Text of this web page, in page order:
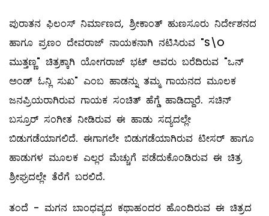
ಪುರಾತನ ಫಿಲಂಸ್ ನಿರ್ಮಾಣದ, ಶ್ರೀಕಾಂತ್ ಹುಣಸೂರು ನಿರ್ದೇಶನದ
ಹಾಗೂ ಪ್ರಣಂ ದೇವರಾಜ್ ನಾಯಕನಾಗಿ ನಟಿಸಿರುವ "S\O
ಮುತ್ತಣ್ಣ" ಚಿತ್ರಕ್ಕಾಗಿ ಯೋಗರಾಜ್ ಭಟ್ ಅವರು ಬರೆದಿರುವ "ಒನ್
ಅಂಡ್ ಓನ್ಲಿ ಸುಖ" ಎಂಬ ಹಾಡನ್ನು ತಮ್ಮ ಗಾಯನದ ಮೂಲಕ
ಜನಪ್ರಿಯರಾಗಿರುವ ಗಾಯಕ ಸಂಚಿತ್ ಹೆಗ್ಡೆ ಹಾಡಿದ್ದಾರೆ. ಸಚಿನ್
ಬಸ್ರೂರ್ ಸಂಗೀತ ನೀಡಿರುವ ಈ ಹಾಡು ಸದ್ಯದಲ್ಲೇ
ಬಿಡುಗಡೆಯಾಗಲಿದೆ. ಈಗಾಗಲೇ ಬಿಡುಗಡೆಯಾಗಿರುವ ಟೀಸರ್ ಹಾಗೂ
ಹಾಡುಗಳ ಮೂಲಕ ಎಲ್ಲರ ಮೆಚ್ಚುಗೆ ಪಡೆದುಕೊಂಡಿರುವ ಈ ಚಿತ್ರ
ಶ್ರೀಘ್ರದಲ್ಲೇ ತೆರೆಗೆ ಬರಲಿದೆ.
ತಂದೆ - ಮಗನ ಬಾಂಧವ್ಯದ ಕಥಾಹಂದರ ಹೊಂದಿರುವ ಈ ಚಿತ್ರದ